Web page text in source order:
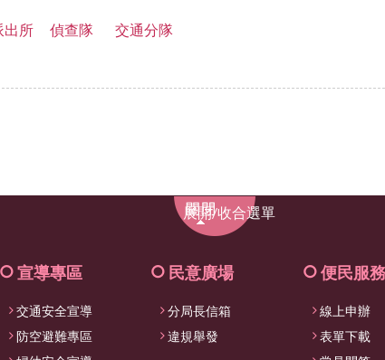
出所 偵查隊 交通分隊
展開/收合選單
宣導專區
交通安全宣導
防空避難專區
民意廣場
分局長信箱
違規舉發
便民服務
線上申辦
表單下載